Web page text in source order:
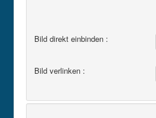
Bild direkt einbinden :
Bild verlinken :